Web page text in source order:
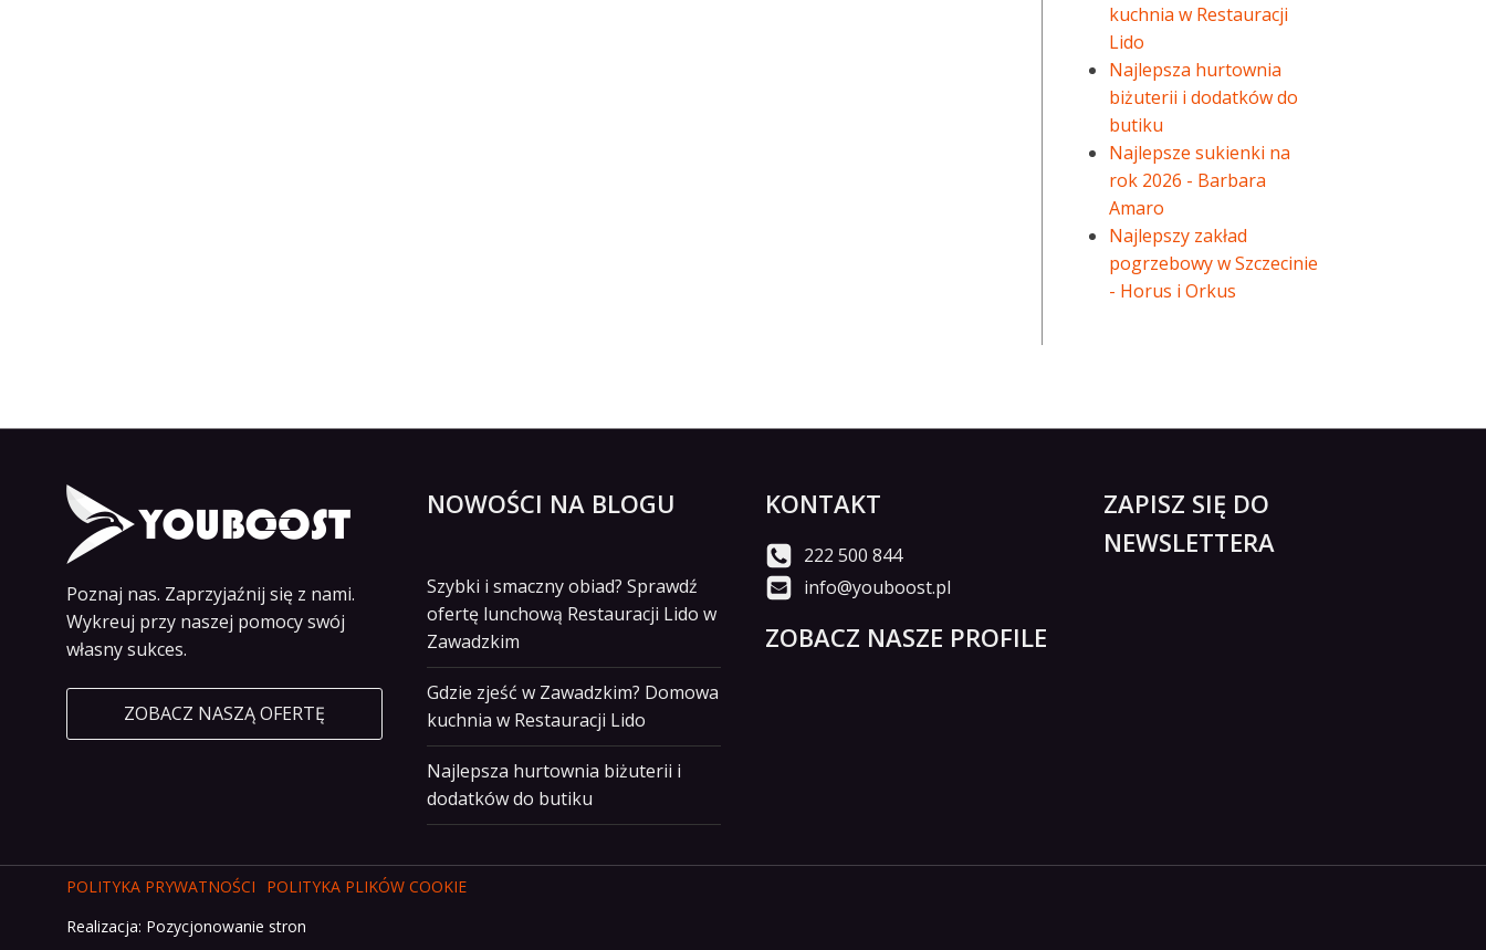
kuchnia w Restauracji
Lido
Najlepsza hurtownia
biżuterii i dodatków do
butiku
Najlepsze sukienki na
rok 2026 - Barbara
Amaro
Najlepszy zakład
pogrzebowy w Szczecinie
- Horus i Orkus
Poznaj nas. Zaprzyjaźnij się z nami.
Wykreuj przy naszej pomocy swój
własny sukces.
ZOBACZ NASZĄ OFERTĘ
NOWOŚCI NA BLOGU
Szybki i smaczny obiad? Sprawdź
ofertę lunchową Restauracji Lido w
Zawadzkim
Gdzie zjeść w Zawadzkim? Domowa
kuchnia w Restauracji Lido
Najlepsza hurtownia biżuterii i
dodatków do butiku
KONTAKT
222 500 844
info@youboost.pl
ZOBACZ NASZE PROFILE
ZAPISZ SIĘ DO
NEWSLETTERA
POLITYKA PRYWATNOŚCI
POLITYKA PLIKÓW COOKIE
Realizacja: Pozycjonowanie stron